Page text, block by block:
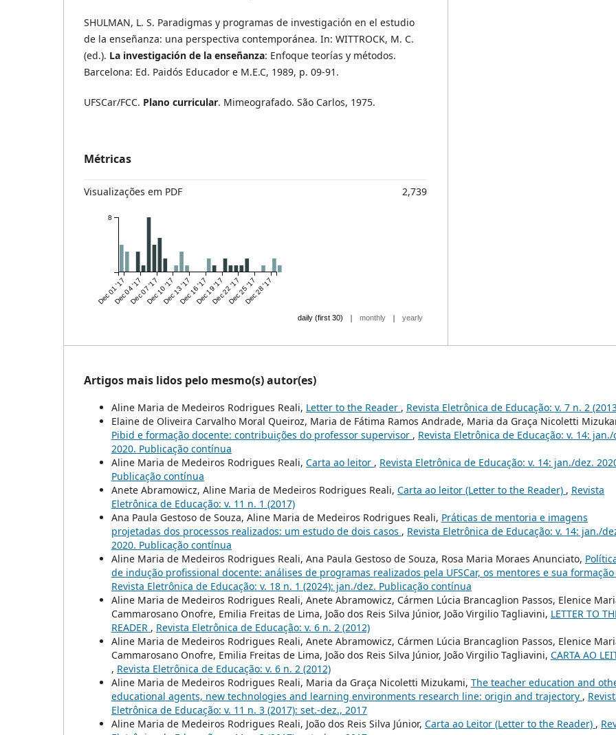
SHULMAN, L. S. Paradigmas y programas de investigación en el estudio
de la enseñanza: una perspectiva contemporánea. In: WITTROCK, M. C.
(ed.). La investigación de la enseñanza: Enfoque teorías y métodos.
Barcelona: Ed. Paidós Educador e M.E.C, 1989, p. 09-91.
UFSCar/FCC. Plano curricular. Mimeografado. São Carlos, 1975.
Métricas
Visualizações em PDF 2,739
Dec 01 '17Dec 04 '17Dec 07 '17Dec 10 '17Dec 13 '17Dec 16 '17Dec 19 '17Dec 22 '17Dec 25 '17Dec 28 '17
8
daily (first 30) | monthly | yearly
Artigos mais lidos pelo mesmo(s) autor(es)
Aline Maria de Medeiros Rodrigues Reali, Letter to the Reader , Revista Eletrônica de Educação: v. 7 n. 2
Elaine de Oliveira Carvalho Moral Queiroz, Maria de Fátima Ramos Andrade, Maria da Graça Nicoletti
Pibid e formação docente: contribuições do professor supervisor , Revista Eletrônica de Educação: v. 14: jan./
2020. Publicação contínua
Aline Maria de Medeiros Rodrigues Reali, Carta ao leitor , Revista Eletrônica de Educação: v. 14: jan./dez.
Publicação contínua
Anete Abramowicz, Aline Maria de Medeiros Rodrigues Reali, Carta ao leitor (Letter to the Reader) , Revista
Eletrônica de Educação: v. 11 n. 1 (2017)
Ana Paula Gestoso de Souza, Aline Maria de Medeiros Rodrigues Reali, Práticas de mentoria e imagens
projetadas dos processos realizados: um estudo de dois casos , Revista Eletrônica de Educação: v. 14: jan./
2020. Publicação contínua
Aline Maria de Medeiros Rodrigues Reali, Ana Paula Gestoso de Souza, Rosa Maria Moraes Anunciato,
de indução profissional docente: análises de programas realizados pela UFSCar, os mentores e sua formação
Revista Eletrônica de Educação: v. 18 n. 1 (2024): jan./dez. Publicação contínua
Aline Maria de Medeiros Rodrigues Reali, Anete Abramowicz, Cármen Lúcia Brancaglion Passos, Elenice
Cammarosano Onofre, Emilia Freitas de Lima, João dos Reis Silva Júnior, João Virgilio Tagliavini, LETTER TO
READER , Revista Eletrônica de Educação: v. 6 n. 2 (2012)
Aline Maria de Medeiros Rodrigues Reali, Anete Abramowicz, Cármen Lúcia Brancaglion Passos, Elenice
Cammarosano Onofre, Emilia Freitas de Lima, João dos Reis Silva Júnior, João Virgilio Tagliavini, CARTA AO
, Revista Eletrônica de Educação: v. 6 n. 2 (2012)
Aline Maria de Medeiros Rodrigues Reali, Maria da Graça Nicoletti Mizukami, The teacher education and
educational agents, new technologies and learning environments research line: origin and trajectory ,
Eletrônica de Educação: v. 11 n. 3 (2017): set.-dez., 2017
Aline Maria de Medeiros Rodrigues Reali, João dos Reis Silva Júnior, Carta ao Leitor (Letter to the Reader) ,